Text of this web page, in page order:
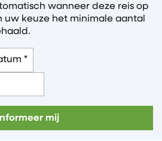
wanneer deze reis op
keuze het minimale aantal
Informeer mij